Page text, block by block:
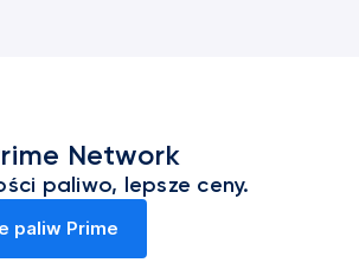
Network
paliwo, lepsze ceny.
paliw Prime